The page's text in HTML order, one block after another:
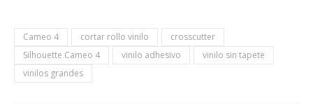
Cameo 4 cortar rollo vinilo
crosscutter
Silhouette Cameo 4
vinilo adhesivo
vinilo sin tapete
vinilos grandes